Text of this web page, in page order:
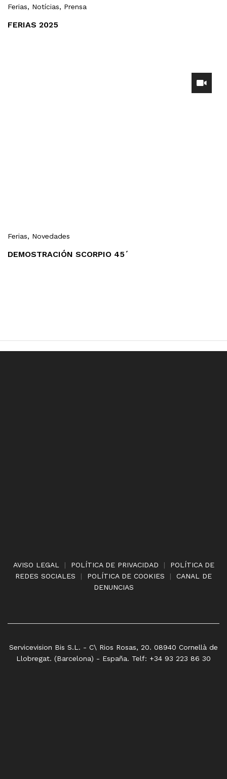
Ferias, Notícias, Prensa
FERIAS 2025
Ferias, Novedades
DEMOSTRACIÓN SCORPIO 45´
AVISO LEGAL| POLÍTICA DE PRIVACIDAD | POLÍTICA DE
REDES SOCIALES | POLÍTICA DE COOKIES | CANAL DE
DENUNCIAS
Servicevision Bis S.L. - C\ Rios Rosas, 20. 08940 Cornellà de
Llobregat. (Barcelona) - España. Telf: +34 93 223 86 30